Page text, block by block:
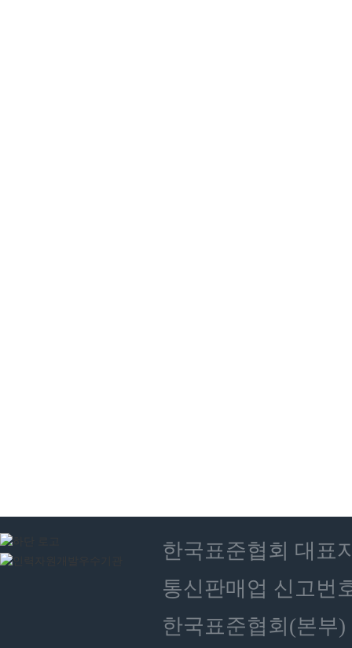
한국표준협회 대표
통신판매업 신고번
한국표준협회(본부